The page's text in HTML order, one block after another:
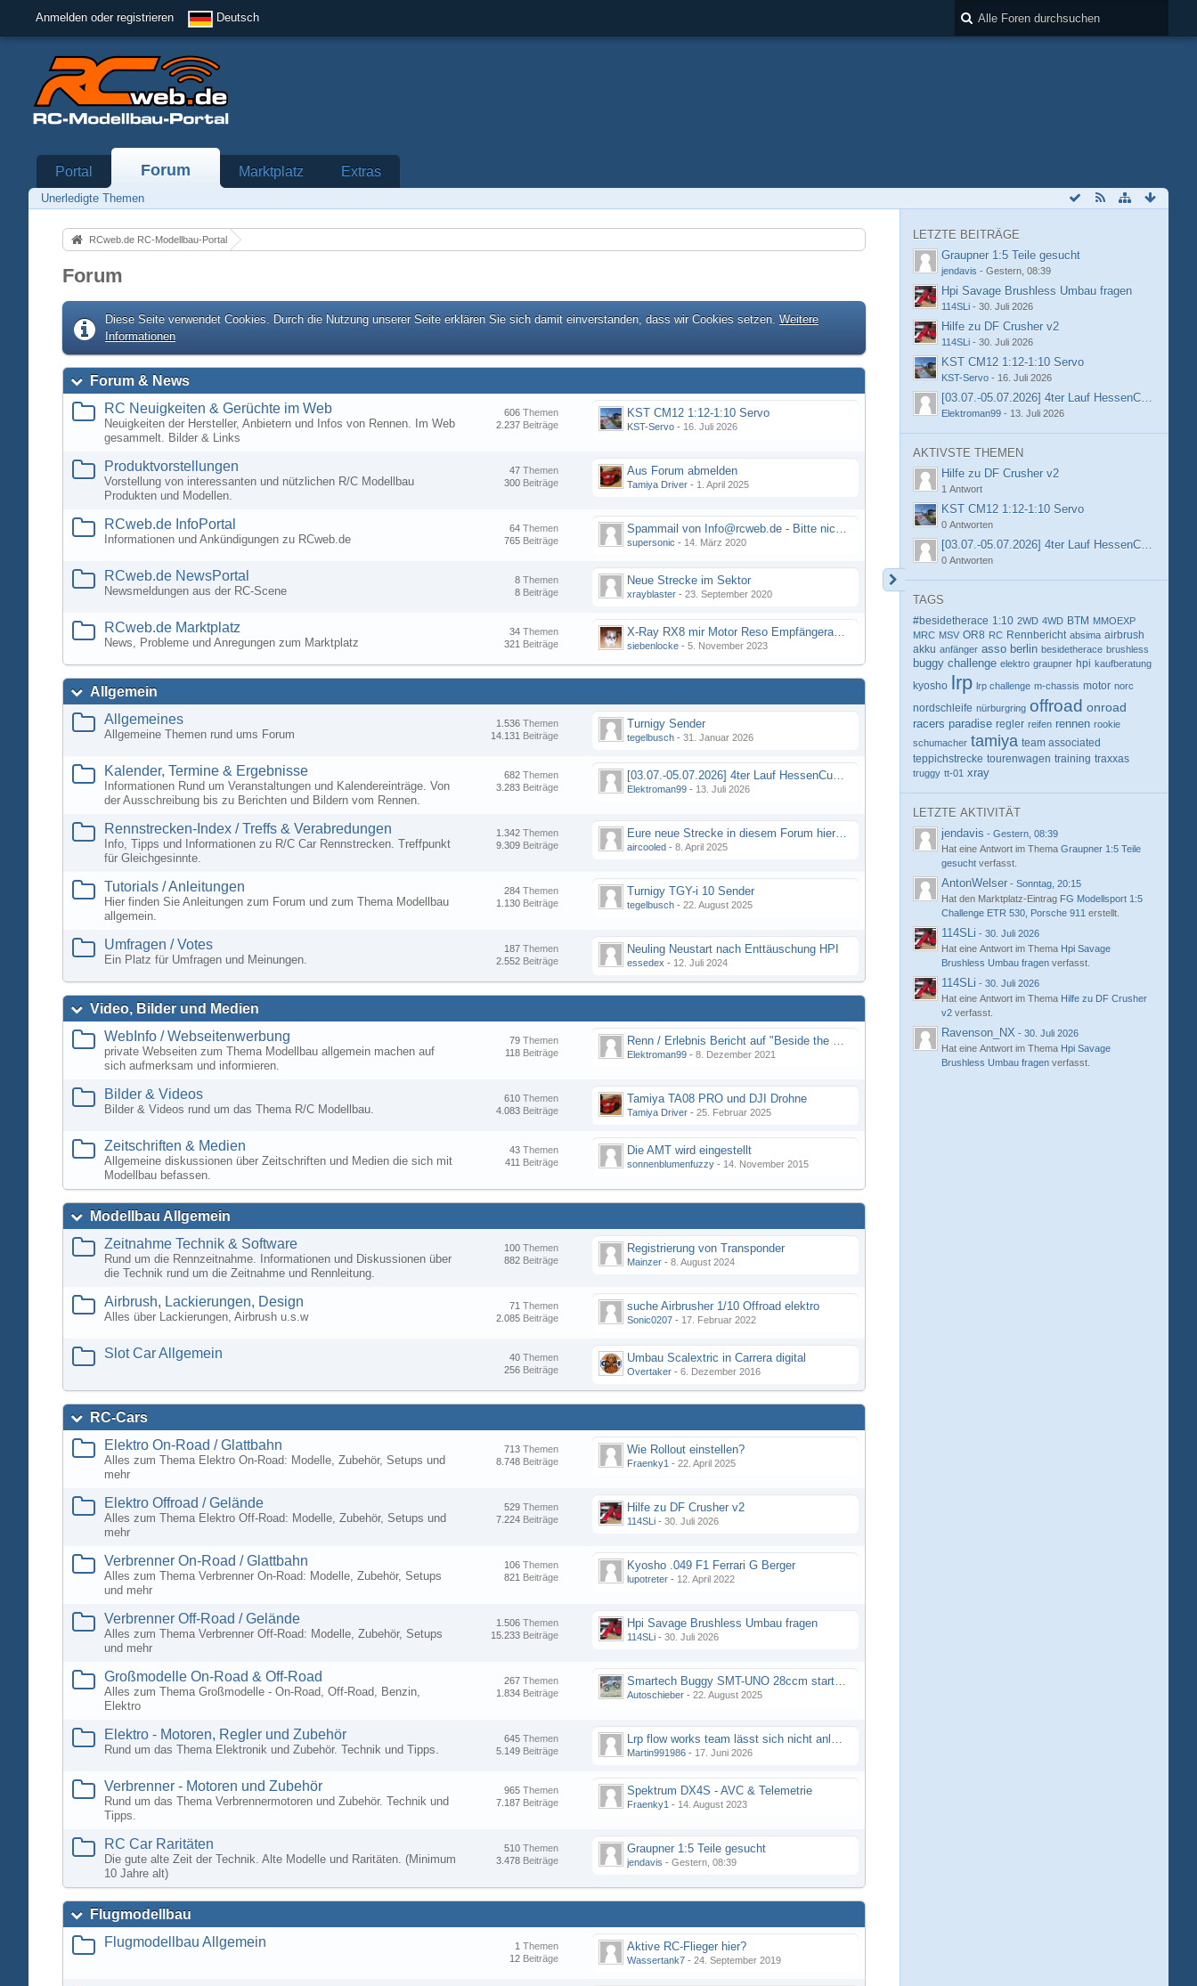
Anmelden oder registrieren Deutsch
Portal Forum Marktplatz Extras
Unerledigte Themen
RCweb.de RC-Modellbau-Portal
Forum
Diese Seite verwendet Cookies. Durch die Nutzung unserer Seite erklären Sie sich damit einverstanden, dass wir Cookies setzen. Weitere
Informationen
Forum & News
RC Neuigkeiten & Gerüchte im Web
Neuigkeiten der Hersteller, Anbietern und Infos von Rennen. Im Web
gesammelt. Bilder & Links
Themen
606
Beiträge
2.237
KST CM12 1:12-1:10 Servo
KST-Servo - 16. Juli 2026
Produktvorstellungen
Vorstellung von interessanten und nützlichen R/C Modellbau
Produkten und Modellen.
Themen
47
Beiträge
300
Aus Forum abmelden
Tamiya Driver - 1. April 2025
RCweb.de InfoPortal
Informationen und Ankündigungen zu RCweb.de
Themen
64
Beiträge
765
Spammail von Info@rcweb.de - Bitte nicht auf den Link klicken
supersonic - 14. März 2020
RCweb.de NewsPortal
Newsmeldungen aus der RC-Scene
Themen
8
Beiträge
8
Neue Strecke im Sektor
xrayblaster - 23. September 2020
RCweb.de Marktplatz
News, Probleme und Anregungen zum Marktplatz
Themen
34
Beiträge
321
X-Ray RX8 mir Motor Reso Empfängerakku
siebenlocke - 5. November 2023
Allgemein
Allgemeines
Allgemeine Themen rund ums Forum
Themen
1.536
Beiträge
14.131
Turnigy Sender
tegelbusch - 31. Januar 2026
Kalender, Termine & Ergebnisse
Informationen Rund um Veranstaltungen und Kalendereinträge. Von
der Ausschreibung bis zu Berichten und Bildern vom Rennen.
Themen
682
Beiträge
3.283
[03.07.-05.07.2026] 4ter Lauf HessenCup OR8 / OR8E 2026 beim MSV Linsengericht e.V.
Elektroman99 - 13. Juli 2026
Rennstrecken-Index / Treffs & Verabredungen
Info, Tipps und Informationen zu R/C Car Rennstrecken. Treffpunkt
für Gleichgesinnte.
Themen
1.342
Beiträge
9.309
Eure neue Strecke in diesem Forum hier posten
aircooled - 8. April 2025
Tutorials / Anleitungen
Hier finden Sie Anleitungen zum Forum und zum Thema Modellbau
allgemein.
Themen
284
Beiträge
1.130
Turnigy TGY-i 10 Sender
tegelbusch - 22. August 2025
Umfragen / Votes
Ein Platz für Umfragen und Meinungen.
Themen
187
Beiträge
2.552
Neuling Neustart nach Enttäuschung HPI
essedex - 12. Juli 2024
Video, Bilder und Medien
WebInfo / Webseitenwerbung
private Webseiten zum Thema Modellbau allgemein machen auf
sich aufmerksam und informieren.
Themen
79
Beiträge
118
Renn / Erlebnis Bericht auf "Beside the Race"
Elektroman99 - 8. Dezember 2021
Bilder & Videos
Bilder & Videos rund um das Thema R/C Modellbau.
Themen
610
Beiträge
4.083
Tamiya TA08 PRO und DJI Drohne
Tamiya Driver - 25. Februar 2025
Zeitschriften & Medien
Allgemeine diskussionen über Zeitschriften und Medien die sich mit
Modellbau befassen.
Themen
43
Beiträge
411
Die AMT wird eingestellt
sonnenblumenfuzzy - 14. November 2015
Modellbau Allgemein
Zeitnahme Technik & Software
Rund um die Rennzeitnahme. Informationen und Diskussionen über
die Technik rund um die Zeitnahme und Rennleitung.
Themen
100
Beiträge
882
Registrierung von Transponder
Mainzer - 8. August 2024
Airbrush, Lackierungen, Design
Alles über Lackierungen, Airbrush u.s.w
Themen
71
Beiträge
2.085
suche Airbrusher 1/10 Offroad elektro
Sonic0207 - 17. Februar 2022
Slot Car Allgemein Themen
40
Beiträge
256
Umbau Scalextric in Carrera digital
Overtaker - 6. Dezember 2016
RC-Cars
Elektro On-Road / Glattbahn
Alles zum Thema Elektro On-Road: Modelle, Zubehör, Setups und
mehr
Themen
713
Beiträge
8.748
Wie Rollout einstellen?
Fraenky1 - 22. April 2025
Elektro Offroad / Gelände
Alles zum Thema Elektro Off-Road: Modelle, Zubehör, Setups und
mehr
Themen
529
Beiträge
7.224
Hilfe zu DF Crusher v2
114SLi - 30. Juli 2026
Verbrenner On-Road / Glattbahn
Alles zum Thema Verbrenner On-Road: Modelle, Zubehör, Setups
und mehr
Themen
106
Beiträge
821
Kyosho .049 F1 Ferrari G Berger
lupotreter - 12. April 2022
Verbrenner Off-Road / Gelände
Alles zum Thema Verbrenner Off-Road: Modelle, Zubehör, Setups
und mehr
Themen
1.506
Beiträge
15.233
Hpi Savage Brushless Umbau fragen
114SLi - 30. Juli 2026
Großmodelle On-Road & Off-Road
Alles zum Thema Großmodelle - On-Road, Off-Road, Benzin,
Elektro
Themen
267
Beiträge
1.834
Smartech Buggy SMT-UNO 28ccm startet nicht
Autoschieber - 22. August 2025
Elektro - Motoren, Regler und Zubehör
Rund um das Thema Elektronik und Zubehör. Technik und Tipps.
Themen
645
Beiträge
5.149
Lrp flow works team lässt sich nicht anlernen
Martin991986 - 17. Juni 2026
Verbrenner - Motoren und Zubehör
Rund um das Thema Verbrennermotoren und Zubehör. Technik und
Tipps.
Themen
965
Beiträge
7.187
Spektrum DX4S - AVC & Telemetrie
Fraenky1 - 14. August 2023
RC Car Raritäten
Die gute alte Zeit der Technik. Alte Modelle und Raritäten. (Minimum
10 Jahre alt)
Themen
510
Beiträge
3.478
Graupner 1:5 Teile gesucht
jendavis - Gestern, 08:39
Flugmodellbau
Flugmodellbau Allgemein
Themen
1
Beiträge
12
Aktive RC-Flieger hier?
Wassertank7 - 24. September 2019
LETZTE BEITRÄGE
Graupner 1:5 Teile gesucht
jendavis - Gestern, 08:39
Hpi Savage Brushless Umbau fragen
114SLi - 30. Juli 2026
Hilfe zu DF Crusher v2
114SLi - 30. Juli 2026
KST CM12 1:12-1:10 Servo
KST-Servo - 16. Juli 2026
[03.07.-05.07.2026] 4ter Lauf HessenCup OR8 /
Elektroman99 - 13. Juli 2026
AKTIVSTE THEMEN
Hilfe zu DF Crusher v2
1 Antwort
KST CM12 1:12-1:10 Servo
0 Antworten
[03.07.-05.07.2026] 4ter Lauf HessenCup OR8 /
0 Antworten
TAGS
#besidetherace 1:10 2WD 4WD BTM MMOEXP
MRC MSV OR8 RC Rennbericht absima airbrush
akku anfänger asso berlin besidetherace brushless
buggy challenge elektro graupner hpi kaufberatung
kyosho lrp lrp challenge m-chassis motor norc
nordschleife nürburgring offroad onroad
racers paradise regler reifen rennen rookie
schumacher tamiya team associated
teppichstrecke tourenwagen training traxxas
truggy tt-01 xray
LETZTE AKTIVITÄT
jendavis - Gestern, 08:39
Hat eine Antwort im Thema Graupner 1:5 Teile
gesucht verfasst.
AntonWelser - Sonntag, 20:15
Hat den Marktplatz-Eintrag FG Modellsport 1:5
Challenge ETR 530, Porsche 911 erstellt.
114SLi - 30. Juli 2026
Hat eine Antwort im Thema Hpi Savage
Brushless Umbau fragen verfasst.
114SLi - 30. Juli 2026
Hat eine Antwort im Thema Hilfe zu DF Crusher
v2 verfasst.
Ravenson_NX - 30. Juli 2026
Hat eine Antwort im Thema Hpi Savage
Brushless Umbau fragen verfasst.